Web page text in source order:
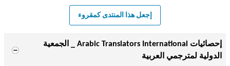
إجعل هذا المنتدى كمقروء
إحصائيات Arabic Translators International _ الجمعية
الدولية لمترجمي العربية